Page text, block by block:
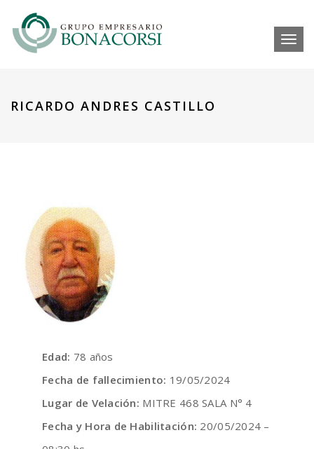
RICARDO ANDRES CASTILLO
Edad: 78 años
Fecha de fallecimiento: 19/05/2024
Lugar de Velación: MITRE 468 SALA N° 4
Fecha y Hora de Habilitación: 20/05/2024 –